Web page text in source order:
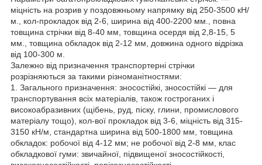
міцність на розрив у поздовжньому напрямку від 250-3500 кН/
м., кол-прокладок від 2-6, ширина від 400-2200 мм., повна
товщина стрічки від 8-40 мм, товщина осердя від 2,8-15, 5
мм., товщина обкладок від 2-12 мм, довжина одного відрізка
від 100-300 м.
Залежно від призначення транспортерні стрічки
розрізняються за такими різноманітностями:
1. Загального призначення: зносостійкі, зносостійкі — для
транспортування всіх матеріалів, також гостроганих і
високоабразивних (щібень, руд, піску, глини, промислового
матеріалу тощо), кол-вої прокладок від 3-6, міцність від 315-
3150 кН/м, стандартна ширина від 500-1800 мм, товщина
обкладок: робочої від 4-12 мм; не робочої від 2-8 мм, клас
обкладкової гуми: звичайної, підвищеної зносостійкості,